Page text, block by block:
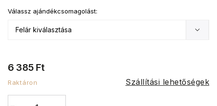
6 385 Ft
Raktáron Szállítási lehetőségek
Válassz ajándékcsomagolást: